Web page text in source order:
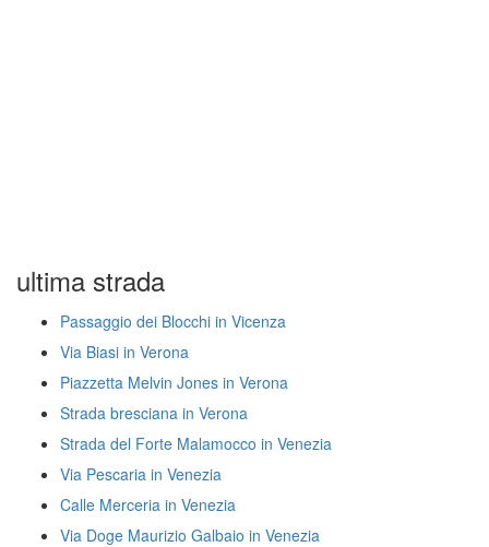
ultima strada
Passaggio dei Blocchi in Vicenza
Via Biasi in Verona
Piazzetta Melvin Jones in Verona
Strada bresciana in Verona
Strada del Forte Malamocco in Venezia
Via Pescaria in Venezia
Calle Merceria in Venezia
Via Doge Maurizio Galbaio in Venezia